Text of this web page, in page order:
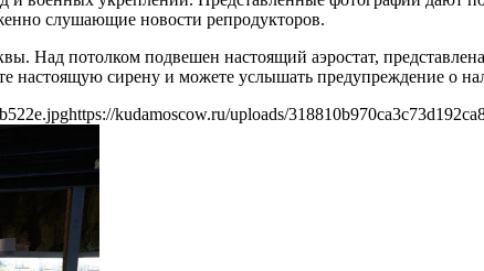
слушающие новости репродукторов.
Над потолком подвешен настоящий аэростат,
сирену и можете услышать предупреждение о
https://kudamoscow.ru/uploads/